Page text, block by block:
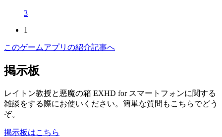
3
1
このゲームアプリの紹介記事へ
掲示板
レイトン教授と悪魔の箱 EXHD for スマートフォンに関する
雑談をする際にお使いください。簡単な質問もこちらでどう
ぞ。
掲示板はこちら